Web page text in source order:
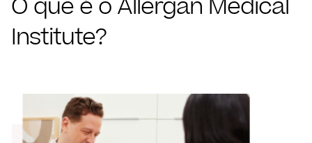
O que é o Allergan Medical
Institute?